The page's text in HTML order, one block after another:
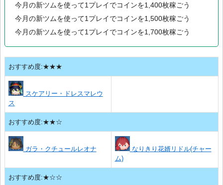
今月の新ツムを使って1プレイでコインを1,400枚稼ごう
今月の新ツムを使って1プレイでコインを1,500枚稼ごう
今月の新ツムを使って1プレイでコインを1,700枚稼ごう
おすすめ度:★★★
スケアリー・ドレスマレウ
ス
おすすめ度:★★☆
ガラ・クチュールレオナ
なりきり花婿リドル(チャー
ム)
おすすめ度:★☆☆